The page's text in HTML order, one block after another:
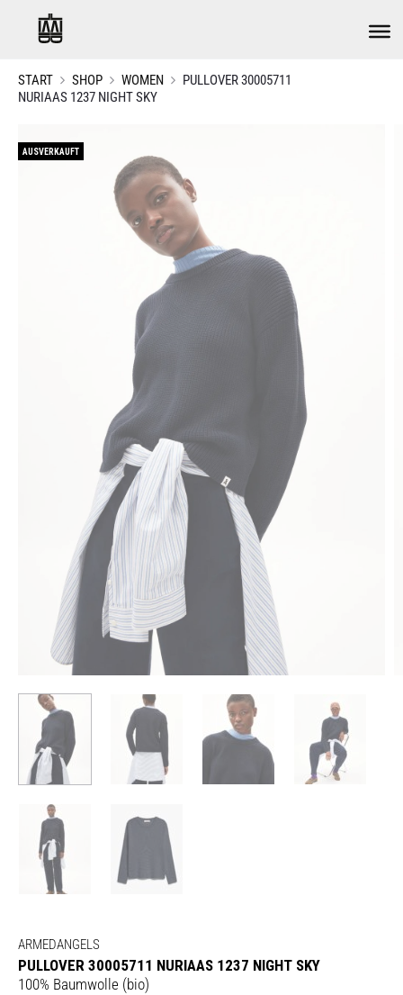
START SHOP WOMEN
PULLOVER 30005711
NURIAAS 1237 NIGHT SKY
AUSVERKAUFT
ARMEDANGELS
PULLOVER 30005711 NURIAAS 1237 NIGHT SKY
100% Baumwolle (bio)